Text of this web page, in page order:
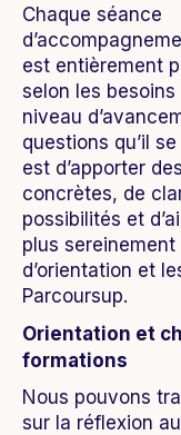
Chaque séance
est entièrement
selon les besoins
niveau
questions qu’il
est d’apporter
concrètes, de
possibilités et
plus
d’orientation et
Parcoursup.
Orientation et
formations
Nous pouvons
sur la réflexion